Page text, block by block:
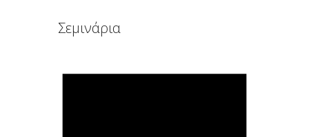
Σεμινάρια